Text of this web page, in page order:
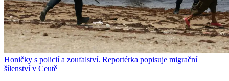
Honičky s policií a zoufalství. Reportérka popisuje migrační
šílenství v Ceutě